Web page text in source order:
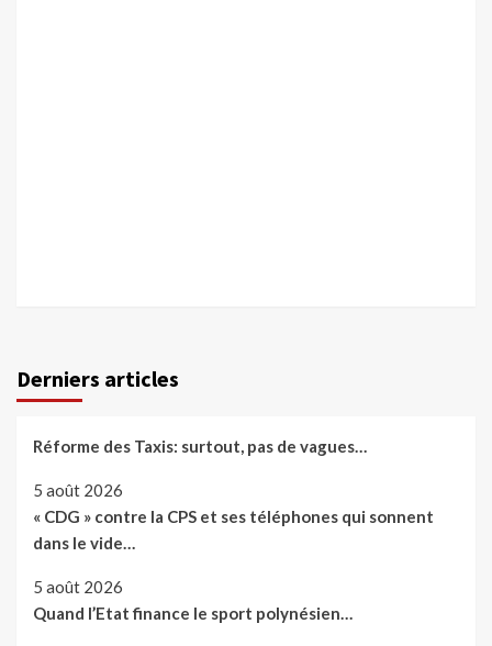
Derniers articles
Réforme des Taxis: surtout, pas de vagues…
5 août 2026
« CDG » contre la CPS et ses téléphones qui sonnent
dans le vide…
5 août 2026
Quand l’Etat finance le sport polynésien…